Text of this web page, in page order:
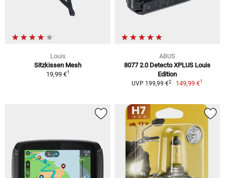
Louis
Sitzkissen Mesh
19,99 €1
ABUS
8077 2.0 Detecto XPLUS Louis
Edition
UVP 199,99 €2 149,99 €1